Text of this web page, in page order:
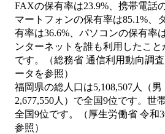
FAXの保有率は23.9%、携帯電話
マートフォンの保有率は85.1%、
有率は36.6%、パソコンの保有率
ンターネットを誰も利用したこと
です。（総務省 通信利用動向調
ータを参照）
福岡県の総人口は5,108,507人（男
2,677,550人）で全国9位です。世
全国9位です。（厚生労働省 令和
参照）